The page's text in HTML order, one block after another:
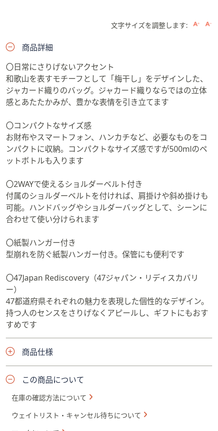
文字サイズを調整します:
商品詳細
〇日常にさりげないアクセント
和歌山を表すモチーフとして「梅干し」をデザインした、
ジャカード織りのバッグ。ジャカード織りならではの立体
感とあたたかみが、豊かな表情を引き立てます
〇コンパクトなサイズ感
お財布やスマートフォン、ハンカチなど、必要なものをコ
ンパクトに収納。コンパクトなサイズ感ですが500mlのペ
ットボトルも入ります
〇2WAYで使えるショルダーベルト付き
付属のショルダーベルトを付ければ、肩掛けや斜め掛けも
可能。ハンドバッグやショルダーバッグとして、シーンに
合わせて使い分けられます
〇紙製ハンガー付き
型崩れを防ぐ紙製ハンガー付き。保管にも便利です
〇47Japan Rediscovery（47ジャパン・リディスカバリ
ー）
47都道府県それぞれの魅力を表現した個性的なデザイン。
持つ人のセンスをさりげなくアピールし、ギフトにもおす
すめです
商品仕様
この商品について
在庫の確認方法について
ウェイトリスト・キャンセル待ちについて